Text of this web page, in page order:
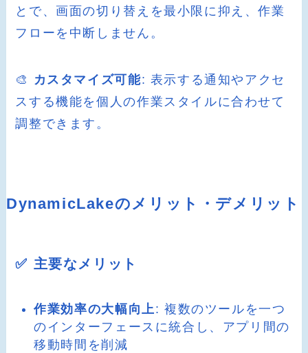
とで、画面の切り替えを最小限に抑え、作業
フローを中断しません。
🎨 カスタマイズ可能: 表示する通知やアクセ
スする機能を個人の作業スタイルに合わせて
調整できます。
DynamicLakeのメリット・デメリット
✅ 主要なメリット
作業効率の大幅向上: 複数のツールを一つ
のインターフェースに統合し、アプリ間の
移動時間を削減